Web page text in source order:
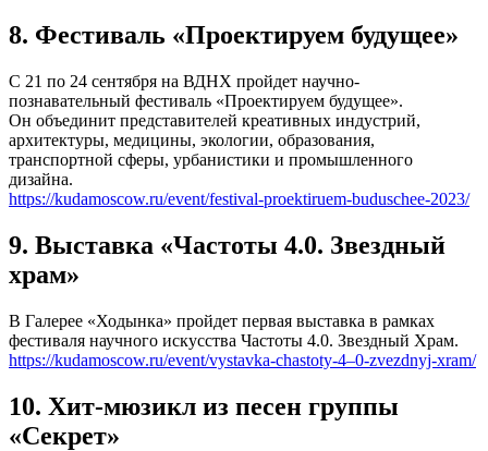
8. Фестиваль «Проектируем будущее»
С 21 по 24 сентября на ВДНХ пройдет научно-
познавательный фестиваль «Проектируем будущее».
Он объединит представителей креативных индустрий,
архитектуры, медицины, экологии, образования,
транспортной сферы, урбанистики и промышленного
дизайна.
https://kudamoscow.ru/event/festival-proektiruem-buduschee-2023/
9. Выставка «Частоты 4.0. Звездный
храм»
В Галерее «Ходынка» пройдет первая выставка в рамках
фестиваля научного искусства Частоты 4.0. Звездный Храм.
https://kudamoscow.ru/event/vystavka-chastoty-4–0-zvezdnyj-xram/
10. Хит-мюзикл из песен группы
«Секрет»